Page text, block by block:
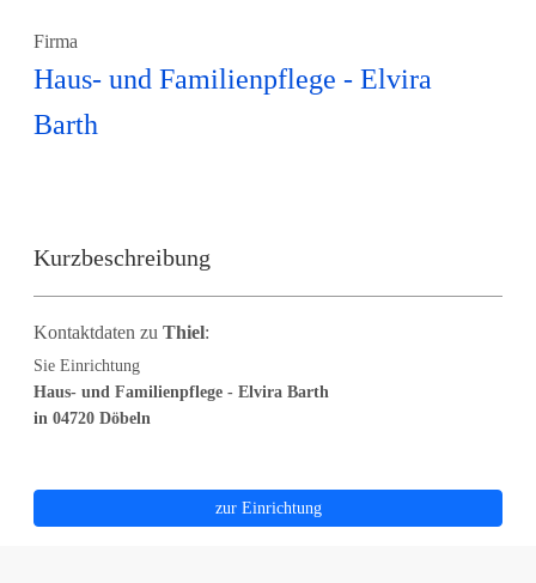
Firma
Haus- und Familienpflege - Elvira
Barth
Kurzbeschreibung
Kontaktdaten zu Thiel:
Sie Einrichtung
Haus- und Familienpflege - Elvira Barth
in 04720 Döbeln
zur Einrichtung